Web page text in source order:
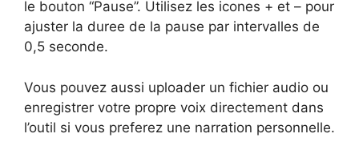
le bouton “Pause”. Utilisez les icones + et – pour
ajuster la duree de la pause par intervalles de
0,5 seconde.
Vous pouvez aussi uploader un fichier audio ou
enregistrer votre propre voix directement dans
l’outil si vous preferez une narration personnelle.